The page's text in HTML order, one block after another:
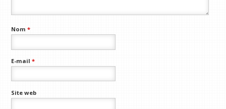
Nom*
E-mail*
Site web